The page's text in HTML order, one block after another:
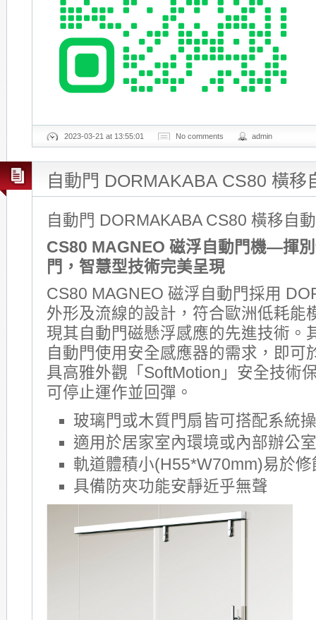
2023-03-21 at 13:55:01 No comments admin
自動門 DORMAKABA CS80 橫移
自動門 DORMAKABA CS80 橫移自
CS80 MAGNEO 磁浮自動門機—揮
門， 智慧型技術完美呈現
CS80 MAGNEO 磁浮自動門採用
外形及流線的設計，符合歐洲低耗能
現其自動門磁懸浮感應的先進技術。
自動門使用安全感應器的需求，即可
具高雅外觀「SoftMotion」安全技術
可停止運作並回彈。
玻璃門或木質門扇皆可搭配系統
適用於居家室內環境或內部辦公
軌道體積小(H55*W70mm)易於修
具備防夾功能安靜近乎無聲